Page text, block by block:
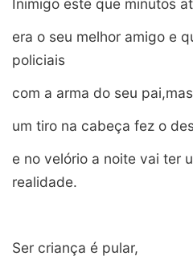
Inimigo este que minutos
era o seu melhor amigo e
policiais
com a arma do seu
um tiro na cabeça fez o
e no velório a noite vai ter
realidade.
Ser criança é pular,